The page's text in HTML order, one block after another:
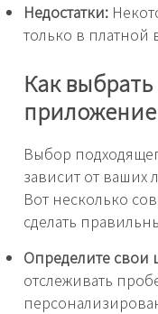
Недостатки:
только в платной
Как
приложение
Выбор
зависит от
Вот несколько
сделать
Определите свои
отслеживать